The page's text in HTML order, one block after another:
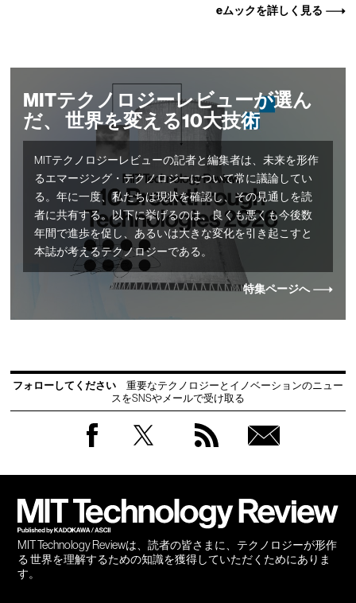
eムックを詳しく見る
MITテクノロジーレビューが選ん
だ、 世界を変える10大技術
MITテクノロジーレビューの記者と編集者は、未来を形作
るエマージング・テクノロジーについて常に議論してい
る。年に一度、私たちは現状を確認し、その見通しを読
者に共有する。以下に挙げるのは、良くも悪くも今後数
年間で進歩を促し、あるいは大きな変化を引き起こすと
本誌が考えるテクノロジーである。
特集ページへ
フォローしてください
重要なテクノロジーとイノベーションのニュー
スをSNSやメールで受け取る
MIT Technology Reviewは、読者の皆さまに、テクノロジーが形作
る 世界を理解するための知識を獲得していただくためにありま
す。